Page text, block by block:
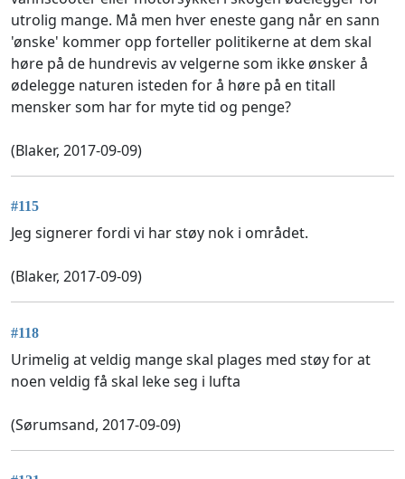
utrolig mange. Må men hver eneste gang når en sann
'ønske' kommer opp forteller politikerne at dem skal
høre på de hundrevis av velgerne som ikke ønsker å
ødelegge naturen isteden for å høre på en titall
mensker som har for myte tid og penge?
(Blaker, 2017-09-09)
#115
Jeg signerer fordi vi har støy nok i området.
(Blaker, 2017-09-09)
#118
Urimelig at veldig mange skal plages med støy for at
noen veldig få skal leke seg i lufta
(Sørumsand, 2017-09-09)